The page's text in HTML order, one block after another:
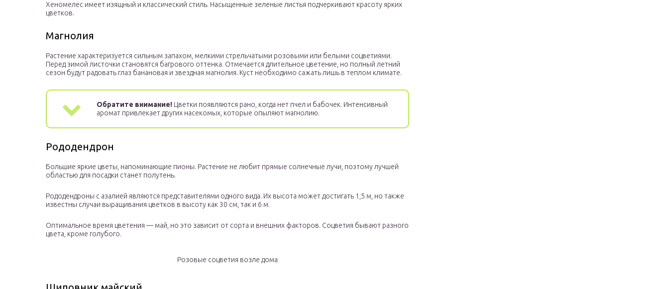
Хеномелес имеет изящный и классический стиль. Насыщенные зеленые листья подчеркивают красоту ярких
цветков.
Магнолия
Растение характеризуется сильным запахом, мелкими стрельчатыми розовыми или белыми соцветиями.
Перед зимой листочки становятся багрового оттенка. Отмечается длительное цветение, но полный летний
сезон будут радовать глаз банановая и звездная магнолия. Куст необходимо сажать лишь в теплом климате.
Обратите внимание! Цветки появляются рано, когда нет пчел и бабочек. Интенсивный
аромат привлекает других насекомых, которые опыляют магнолию.
Рододендрон
Большие яркие цветы, напоминающие пионы. Растение не любит прямые солнечные лучи, поэтому лучшей
областью для посадки станет полутень.
Рододендроны с азалией являются представителями одного вида. Их высота может достигать 1,5 м, но также
известны случаи выращивания цветков в высоту как 30 см, так и 6 м.
Оптимальное время цветения — май, но это зависит от сорта и внешних факторов. Соцветия бывают разного
цвета, кроме голубого.
Розовые соцветия возле дома